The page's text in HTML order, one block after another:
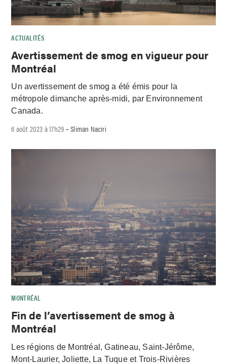
ACTUALITÉS
Avertissement de smog en vigueur pour
Montréal
Un avertissement de smog a été émis pour la
métropole dimanche après-midi, par Environnement
Canada.
6 août 2023 à 17h29 -Sliman Naciri
MONTRÉAL
Fin de l’avertissement de smog à
Montréal
Les régions de Montréal, Gatineau, Saint-Jérôme,
Mont-Laurier, Joliette, La Tuque et Trois-Rivières